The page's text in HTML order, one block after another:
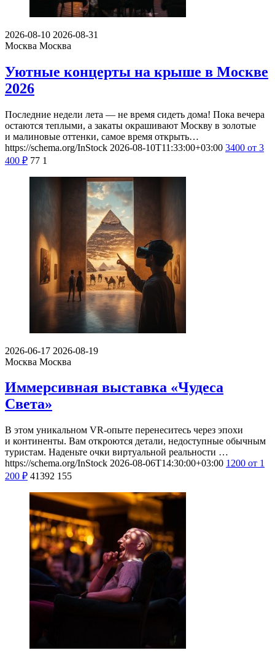
2026-08-10 2026-08-31
Москва Москва
Уютные концерты на крыше в Москве
2026
Последние недели лета — не время сидеть дома! Пока вечера
остаются теплыми, а закаты окрашивают Москву в золотые
и малиновые оттенки, самое время открыть…
https://schema.org/InStock 2026-08-10T11:33:00+03:00 3400 от 3
400 ₽ 77 1
2026-06-17 2026-08-19
Москва Москва
Иммерсивная выставка «Чудеса
Света»
В этом уникальном VR-опыте перенеситесь через эпохи
и континенты. Вам откроются детали, недоступные обычным
туристам. Наденьте очки виртуальной реальности …
https://schema.org/InStock 2026-08-06T14:30:00+03:00 1200 от 1
200 ₽ 41392 155